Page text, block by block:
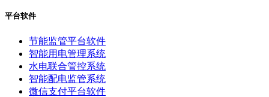
平台软件
节能监管平台软件
智能用电管理系统
水电联合管控系统
智能配电监管系统
微信支付平台软件